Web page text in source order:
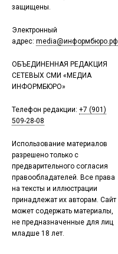
защищены.
Электронный
адрес: media@информбюро.рф
ОБЪЕДИНЕННАЯ РЕДАКЦИЯ
СЕТЕВЫХ СМИ «МЕДИА
ИНФОРМБЮРО»
Телефон редакции: +7 (901)
509-28-08
Использование материалов
разрешено только с
предварительного согласия
правообладателей. Все права
на тексты и иллюстрации
принадлежат их авторам. Сайт
может содержать материалы,
не предназначенные для лиц
младше 18 лет.